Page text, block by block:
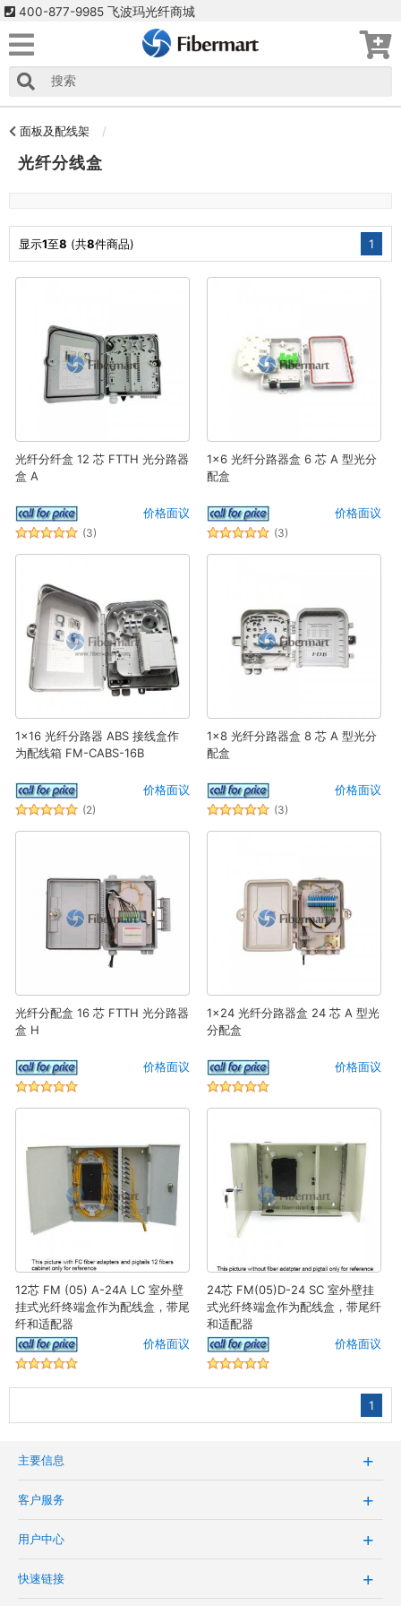
400-877-9985 飞波玛光纤商城
面板及配线架
光纤分线盒
1
显示1至8 (共8件商品)
光纤分纤盒 12 芯 FTTH 光分路器
盒 A
价格面议
(3)
1x6 光纤分路器盒 6 芯 A 型光分
配盒
价格面议
(3)
1x16 光纤分路器 ABS 接线盒作
为配线箱 FM-CABS-16B
价格面议
(2)
1x8 光纤分路器盒 8 芯 A 型光分
配盒
价格面议
(3)
光纤分配盒 16 芯 FTTH 光分路器
盒 H
价格面议
1x24 光纤分路器盒 24 芯 A 型光
分配盒
价格面议
12芯 FM (05) A-24A LC 室外壁
挂式光纤终端盒作为配线盒，带尾
纤和适配器
价格面议
24芯 FM(05)D-24 SC 室外壁挂
式光纤终端盒作为配线盒，带尾纤
和适配器
价格面议
1
主要信息
客户服务
用户中心
快速链接